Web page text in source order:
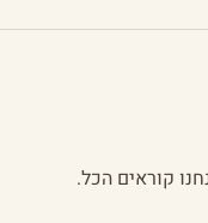
קוראים הכל.